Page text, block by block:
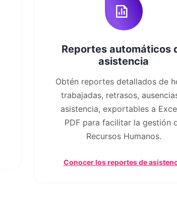
Reportes automáticos
asistencia
Obtén reportes detallados de
trabajadas, retrasos,
asistencia, exportables a
PDF para facilitar la gestión
Recursos Humanos.
Conocer los reportes de